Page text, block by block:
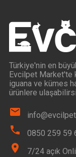
Türkiye'nin en
Evcilpet Market'te
iguana ve kümes
ürünlere
0850 259 59
7/24 açık